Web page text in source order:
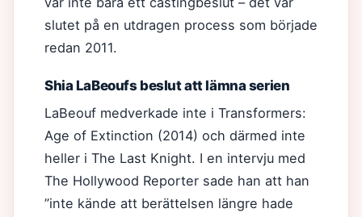
slutet på en utdragen process som började
redan 2011.
Shia LaBeoufs beslut att lämna serien
LaBeouf medverkade inte i Transformers:
Age of Extinction (2014) och därmed inte
heller i The Last Knight. I en intervju med
The Hollywood Reporter sade han att han
”inte kände att berättelsen längre hade